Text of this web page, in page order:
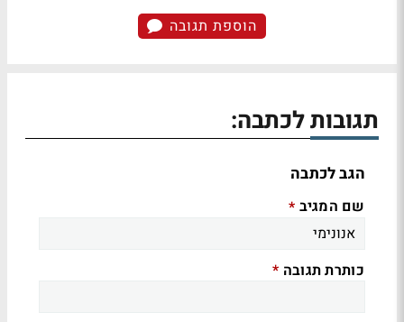
הוספת תגובה
תגובות לכתבה:
הגב לכתבה
שם המגיב *
כותרת תגובה *